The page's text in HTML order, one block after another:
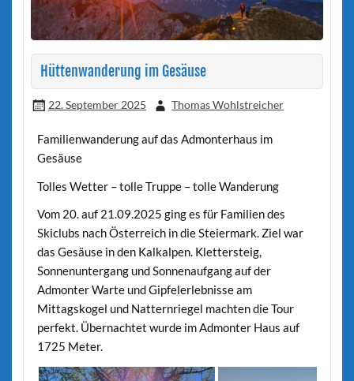
Hüttenwanderung im Gesäuse
22. September 2025 Thomas Wohlstreicher
Familienwanderung auf das Admonterhaus im
Gesäuse
Tolles Wetter – tolle Truppe – tolle Wanderung
Vom 20. auf 21.09.2025 ging es für Familien des
Skiclubs nach Österreich in die Steiermark. Ziel war
das Gesäuse in den Kalkalpen. Klettersteig,
Sonnenuntergang und Sonnenaufgang auf der
Admonter Warte und Gipfelerlebnisse am
Mittagskogel und Natternriegel machten die Tour
perfekt. Übernachtet wurde im Admonter Haus auf
1725 Meter.